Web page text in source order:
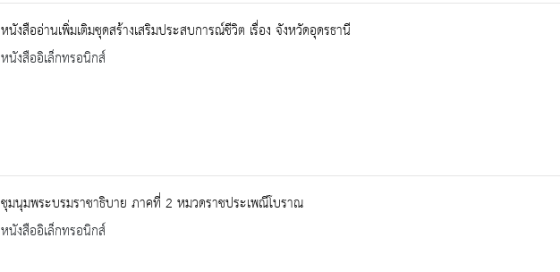
หนังสืออ่านเพิ่มเติมชุดสร้างเสริมประสบการณ์ชีวิต เรื่อง จังหวัดอุดรธานี
หนังสืออิเล็กทรอนิกส์
ชุมนุมพระบรมราชาธิบาย ภาคที่ 2 หมวดราชประเพณีโบราณ
หนังสืออิเล็กทรอนิกส์